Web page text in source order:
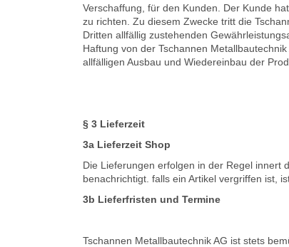
Verschaffung, für den Kunden. Der Kunde
zu richten. Zu diesem Zwecke tritt die
Dritten allfällig zustehenden
Haftung von der Tschannen
allfälligen Ausbau und Wiedereinbau der
§ 3 Lieferzeit
3a Lieferzeit Shop
Die Lieferungen erfolgen in der Regel innert
benachrichtigt. falls ein Artikel vergriffen ist,
3b Lieferfristen und Termine
Tschannen Metallbautechnik AG ist stets